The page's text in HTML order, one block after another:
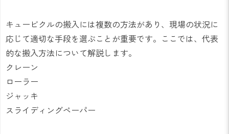
キュービクルの搬入には複数の方法があり、現場の状況に
応じて適切な手段を選ぶことが重要です。ここでは、代表
的な搬入方法について解説します。
クレーン
ローラー
ジャッキ
スライディングペーパー